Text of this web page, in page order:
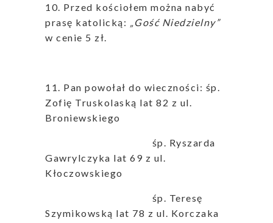
10. Przed kościołem można nabyć
prasę katolicką: „Gość Niedzielny”
w cenie 5 zł.
11. Pan powołał do wieczności: śp.
Zofię Truskolaską lat 82 z ul.
Broniewskiego
śp. Ryszarda
Gawrylczyka lat 69 z ul.
Kłoczowskiego
śp. Teresę
Szymikowską lat 78 z ul. Korczaka